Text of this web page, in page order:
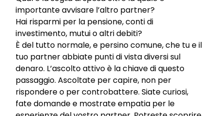
importante avvisare l’altro partner?
Hai risparmi per la pensione, conti di
investimento, mutui o altri debiti?
È del tutto normale, e persino comune, che tu e il
tuo partner abbiate punti di vista diversi sul
denaro. L’ascolto attivo è la chiave di questo
passaggio. Ascoltate per capire, non per
rispondere o per controbattere. Siate curiosi,
fate domande e mostrate empatia per le